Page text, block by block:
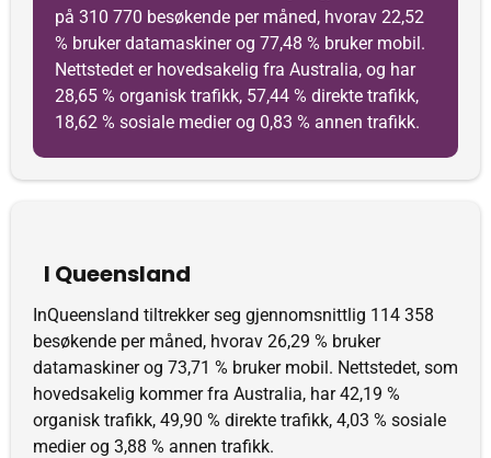
på 310 770 besøkende per måned, hvorav 22,52
% bruker datamaskiner og 77,48 % bruker mobil.
Nettstedet er hovedsakelig fra Australia, og har
28,65 % organisk trafikk, 57,44 % direkte trafikk,
18,62 % sosiale medier og 0,83 % annen trafikk.
I Queensland
InQueensland tiltrekker seg gjennomsnittlig 114 358
besøkende per måned, hvorav 26,29 % bruker
datamaskiner og 73,71 % bruker mobil. Nettstedet, som
hovedsakelig kommer fra Australia, har 42,19 %
organisk trafikk, 49,90 % direkte trafikk, 4,03 % sosiale
medier og 3,88 % annen trafikk.